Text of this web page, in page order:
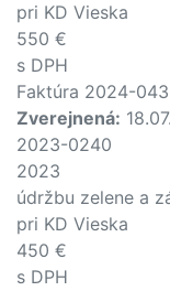
pri KD Vieska
550 €
s DPH
Faktúra 2024-
Zverejnená:
2023-0240
2023
údržbu zelene a
pri KD Vieska
450 €
s DPH